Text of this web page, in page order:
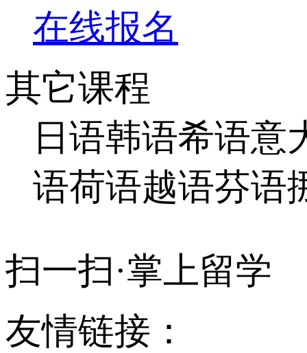
在线报名
其它课程
日语韩语希语意
语荷语越语芬语
扫一扫·掌上留学
友情链接：